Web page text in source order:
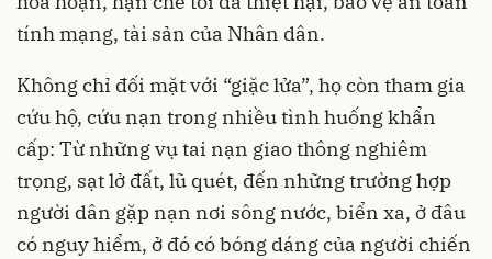
tính mạng, tài sản của Nhân dân.
Không chỉ đối mặt với “giặc lửa”, họ còn tham gia
cứu hộ, cứu nạn trong nhiều tình huống khẩn
cấp: Từ những vụ tai nạn giao thông nghiêm
trọng, sạt lở đất, lũ quét, đến những trường hợp
người dân gặp nạn nơi sông nước, biển xa, ở đâu
có nguy hiểm, ở đó có bóng dáng của người chiến